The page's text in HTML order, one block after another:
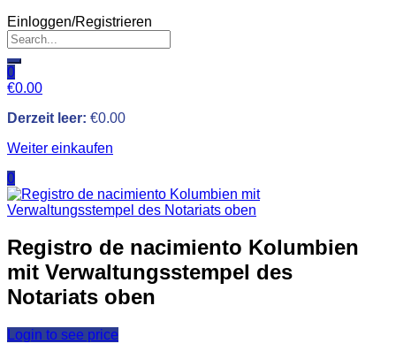
Einloggen/Registrieren
0
€0.00
Derzeit leer: €0.00
Weiter einkaufen
0
Registro de nacimiento Kolumbien
mit Verwaltungsstempel des
Notariats oben
Login to see price